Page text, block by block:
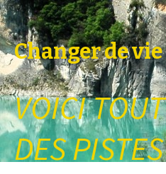
Changer de
VOICI
DES